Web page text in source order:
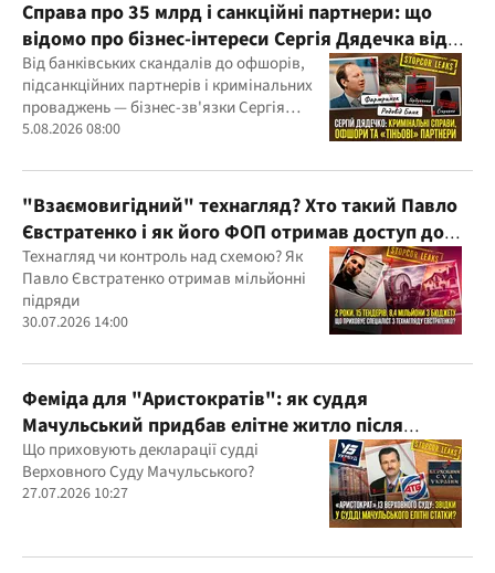
Справа про 35 млрд і санкційні партнери: що
відомо про бізнес-інтереси Сергія Дядечка від
"Родовід Банку" до "ФАРМАСЕЛ"
Від банківських скандалів до офшорів,
підсанкційних партнерів і кримінальних
проваджень — бізнес-зв'язки Сергія
Дядечка й досі простягаються через
5.08.2026 08:00
"Взаємовигідний" технагляд? Хто такий Павло
Євстратенко і як його ФОП отримав доступ до
бюджетних мільйонів?
Технагляд чи контроль над схемою? Як
Павло Євстратенко отримав мільйонні
підряди
30.07.2026 14:00
Феміда для "Аристократів": як суддя
Мачульський придбав елітне житло після
вердикту на користь забудовника?
Що приховують декларації судді
Верховного Суду Мачульського?
27.07.2026 10:27